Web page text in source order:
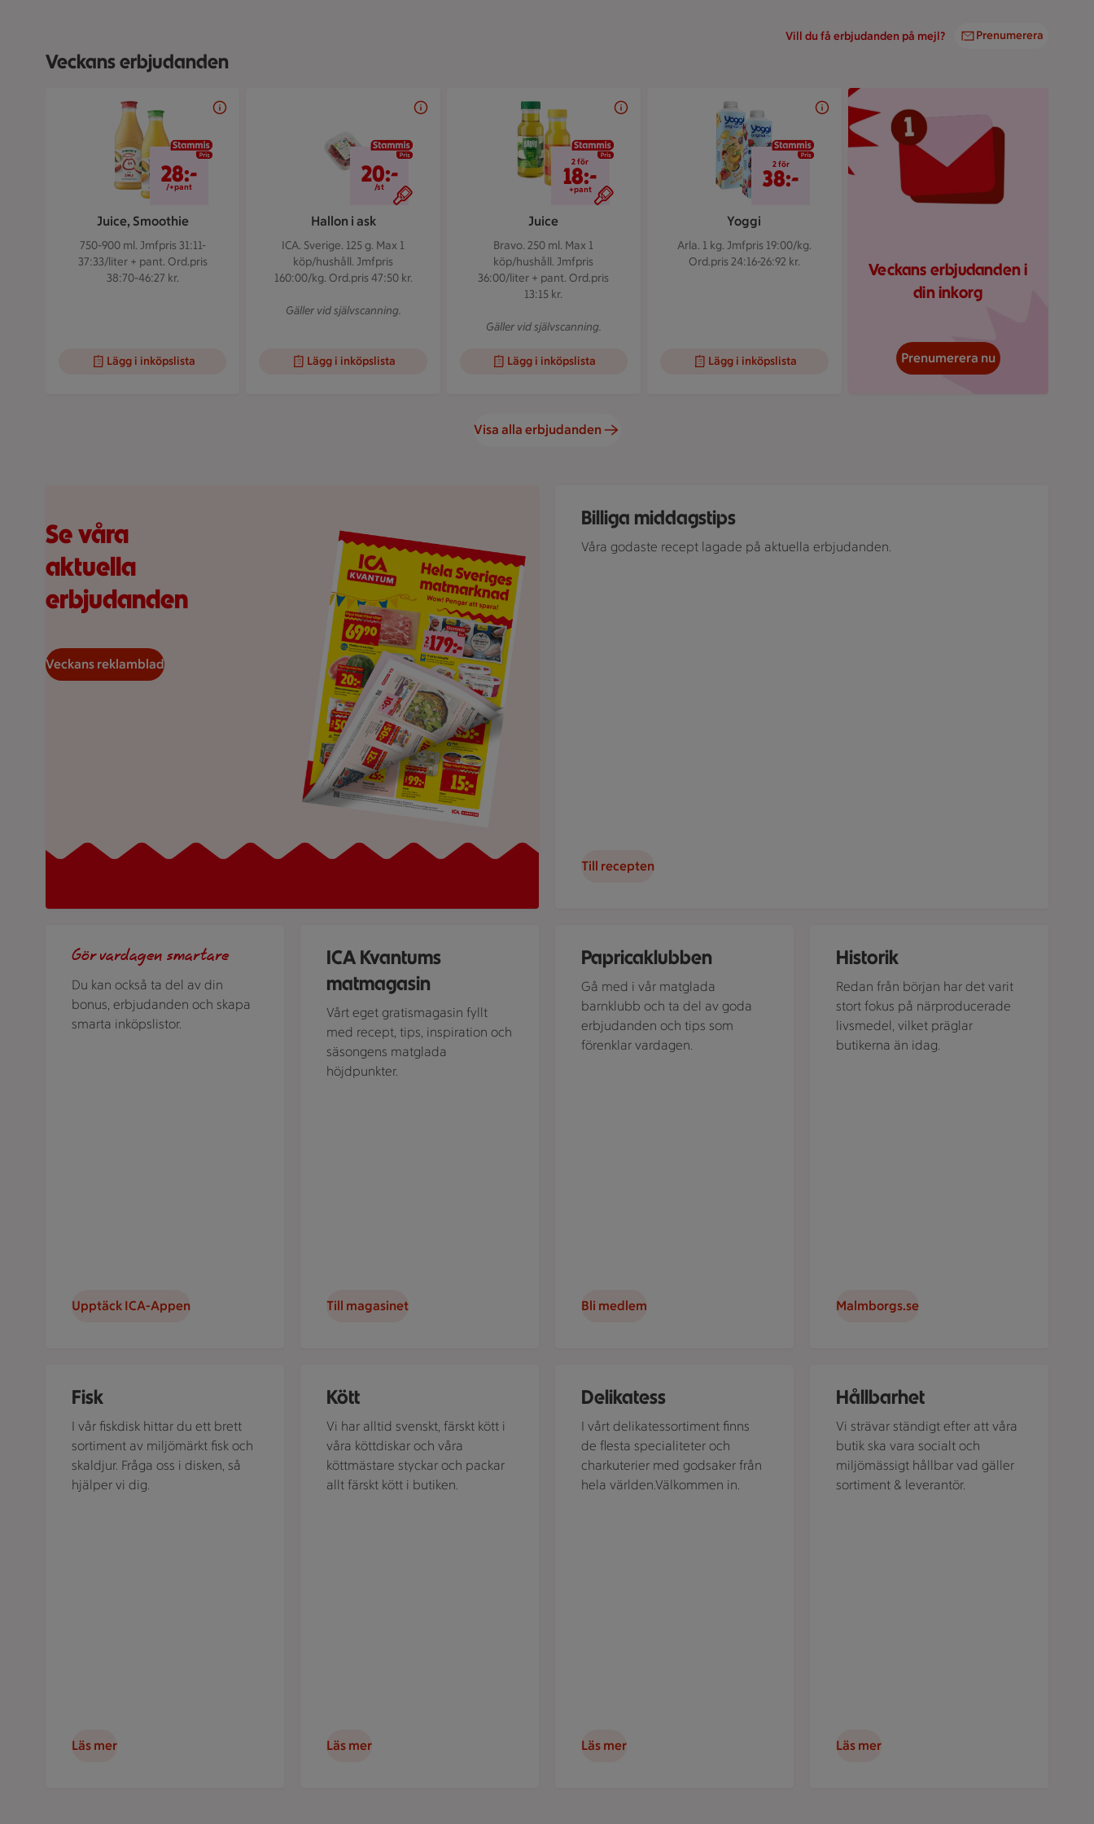
Vill du få erbjudanden på mejl? Prenumerera
Veckans erbjudanden
Bildspel med 5 bilder.
Juice, Smoothie
750-900 ml. Jmfpris 31:11-
37:33/liter + pant. Ord.pris
38:70-46:27 kr.
28 kr + pant
28:-
/+pant
Lägg i inköpslista
Hallon i ask
ICA. Sverige. 125 g. Max 1
köp/hushåll. Jmfpris
160:00/kg. Ord.pris 47:50 kr.
Gäller vid självscanning.
20 kr/st
20:-
/st
Lägg i inköpslista
Juice
Bravo. 250 ml. Max 1
köp/hushåll. Jmfpris
36:00/liter + pant. Ord.pris
13:15 kr.
Gäller vid självscanning.
2 för 18 kr
2 för
18:-
+pant
Lägg i inköpslista
Yoggi
Arla. 1 kg. Jmfpris 19:00/kg.
Ord.pris 24:16-26:92 kr.
2 för 38 kr
2 för
38:-
Lägg i inköpslista
Veckans erbjudanden i
din inkorg
Prenumerera nu
Visa alla erbjudanden
Se våra
aktuella
erbjudanden
Veckans reklamblad
Billiga middagstips
Våra godaste recept lagade på aktuella erbjudanden.
Till recepten
Gör vardagen smartare
Du kan också ta del av din
bonus, erbjudanden och skapa
smarta inköpslistor.
Upptäck ICA-Appen
ICA Kvantums
matmagasin
Vårt eget gratismagasin fyllt
med recept, tips, inspiration och
säsongens matglada
höjdpunkter.
Till magasinet
Papricaklubben
Gå med i vår matglada
barnklubb och ta del av goda
erbjudanden och tips som
förenklar vardagen.
Bli medlem
Historik
Redan från början har det varit
stort fokus på närproducerade
livsmedel, vilket präglar
butikerna än idag.
Malmborgs.se
Fisk
I vår fiskdisk hittar du ett brett
sortiment av miljömärkt fisk och
skaldjur. Fråga oss i disken, så
hjälper vi dig.
Läs mer
Kött
Vi har alltid svenskt, färskt kött i
våra köttdiskar och våra
köttmästare styckar och packar
allt färskt kött i butiken.
Läs mer
Delikatess
I vårt delikatessortiment finns
de flesta specialiteter och
charkuterier med godsaker från
hela världen.Välkommen in.
Läs mer
Hållbarhet
Vi strävar ständigt efter att våra
butik ska vara socialt och
miljömässigt hållbar vad gäller
sortiment & leverantör.
Läs mer